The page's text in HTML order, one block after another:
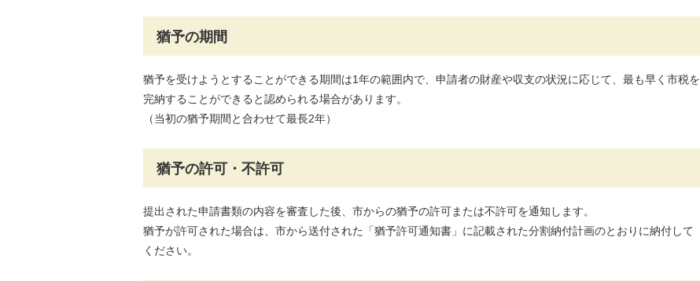
猶予の期間
猶予を受けようとすることができる期間は1年の範囲内で、申請者の財産や収支の状況に応じて、最も早く市税を
完納することができると認められる場合があります。
（当初の猶予期間と合わせて最長2年）
猶予の許可・不許可
提出された申請書類の内容を審査した後、市からの猶予の許可または不許可を通知します。
猶予が許可された場合は、市から送付された「猶予許可通知書」に記載された分割納付計画のとおりに納付して
ください。